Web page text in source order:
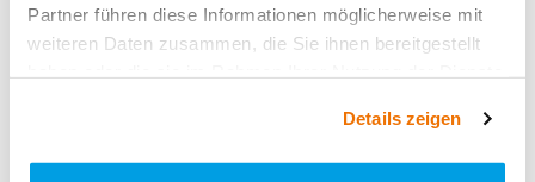
Partner führen diese Informationen möglicherweise mit
weiteren Daten zusammen, die Sie ihnen bereitgestellt
Details zeigen